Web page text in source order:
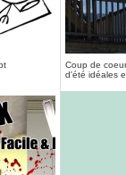
Coup de
d'été idéales